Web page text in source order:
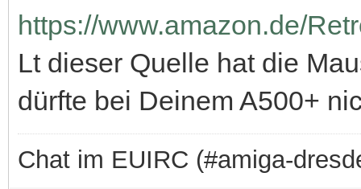
https://www.amazon.de/
Lt dieser Quelle hat die
dürfte bei Deinem A500+
Chat im EUIRC (#amiga-